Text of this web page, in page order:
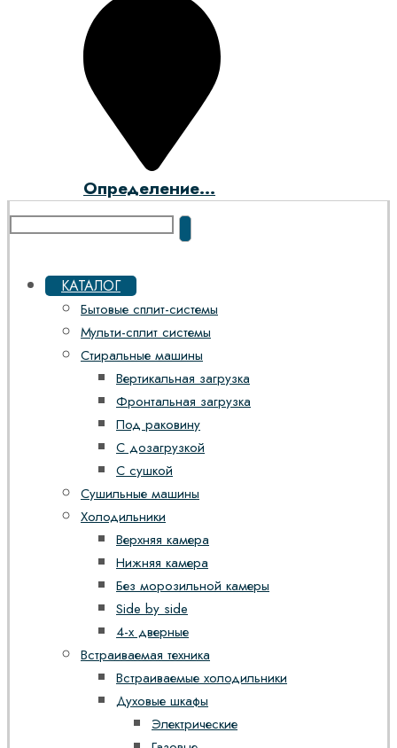
Определение...
КАТАЛОГ
Бытовые сплит-системы
Мульти-сплит системы
Стиральные машины
Вертикальная загрузка
Фронтальная загрузка
Под раковину
С дозагрузкой
С сушкой
Сушильные машины
Холодильники
Верхняя камера
Нижняя камера
Без морозильной камеры
Side by side
4-х дверные
Встраиваемая техника
Встраиваемые холодильники
Духовые шкафы
Электрические